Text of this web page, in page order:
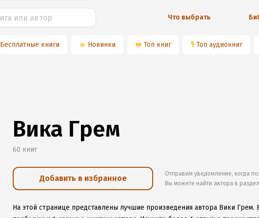
Что выбрать
Бесплатные книги 🔥 Новинки ❤️ Топ книг 🎙 Топ аудиокниг
Вика Грем
60 книг
Добавить в избранное
Отправим уведомление, когда
Вы можете найти автора в
На этой странице представлены лучшие произведения автора Вики Грем.